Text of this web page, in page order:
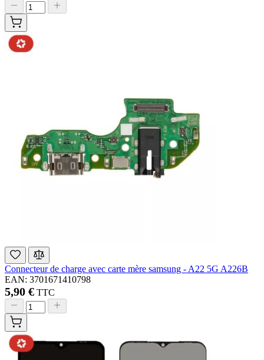
Connecteur de charge avec carte mère samsung - A22 5G A226B
EAN: 3701671410798
5,90 € TTC